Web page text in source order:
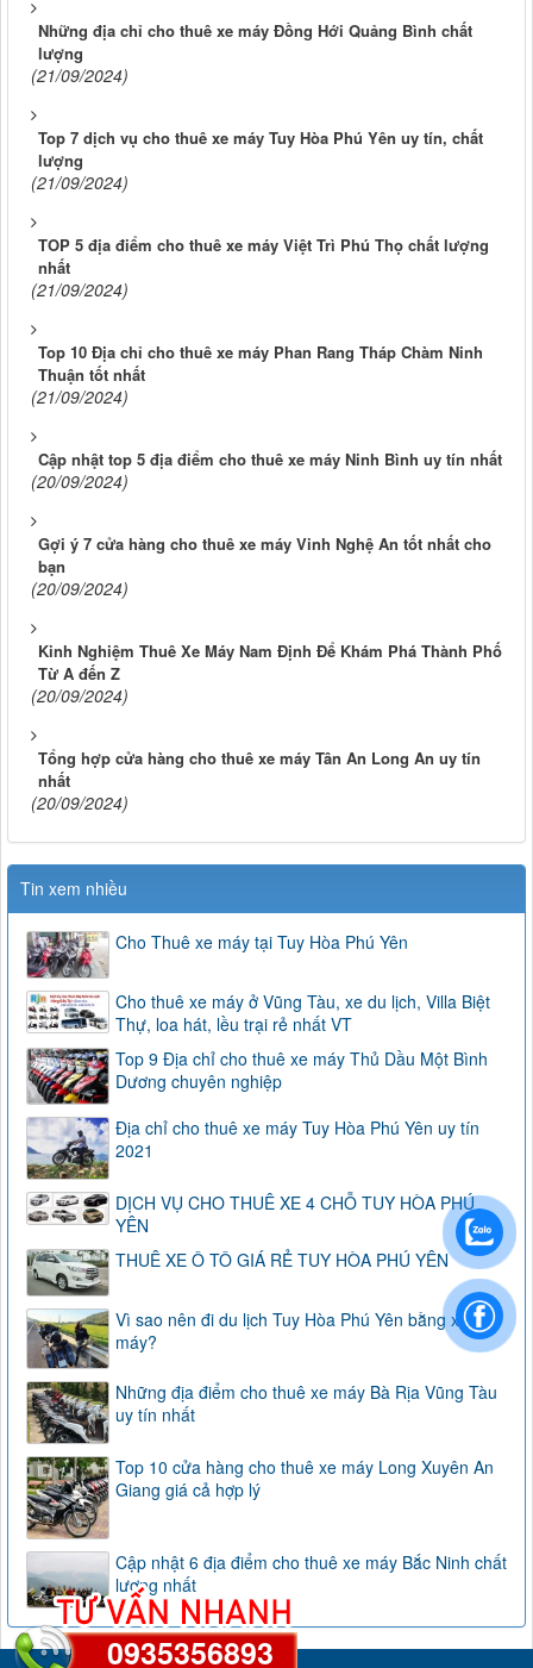
Những địa chỉ cho thuê xe máy Đồng Hới Quảng Bình chất
lượng
(21/09/2024)
Top 7 dịch vụ cho thuê xe máy Tuy Hòa Phú Yên uy tín, chất
lượng
(21/09/2024)
TOP 5 địa điểm cho thuê xe máy Việt Trì Phú Thọ chất lượng
nhất
(21/09/2024)
Top 10 Địa chỉ cho thuê xe máy Phan Rang Tháp Chàm Ninh
Thuận tốt nhất
(21/09/2024)
Cập nhật top 5 địa điểm cho thuê xe máy Ninh Bình uy tín nhất
(20/09/2024)
Gợi ý 7 cửa hàng cho thuê xe máy Vinh Nghệ An tốt nhất cho
bạn
(20/09/2024)
Kinh Nghiệm Thuê Xe Máy Nam Định Để Khám Phá Thành Phố
Từ A đến Z
(20/09/2024)
Tổng hợp cửa hàng cho thuê xe máy Tân An Long An uy tín
nhất
(20/09/2024)
Tin xem nhiều
Cho Thuê xe máy tại Tuy Hòa Phú Yên
Cho thuê xe máy ở Vũng Tàu, xe du lịch, Villa Biệt
Thự, loa hát, lều trại rẻ nhất VT
Top 9 Địa chỉ cho thuê xe máy Thủ Dầu Một Bình
Dương chuyên nghiệp
Địa chỉ cho thuê xe máy Tuy Hòa Phú Yên uy tín
2021
DỊCH VỤ CHO THUÊ XE 4 CHỖ TUY HÒA PHÚ
YÊN
THUÊ XE Ô TÔ GIÁ RẺ TUY HÒA PHÚ YÊN
Vì sao nên đi du lịch Tuy Hòa Phú Yên bằng xe
máy?
Những địa điểm cho thuê xe máy Bà Rịa Vũng Tàu
uy tín nhất
Top 10 cửa hàng cho thuê xe máy Long Xuyên An
Giang giá cả hợp lý
Cập nhật 6 địa điểm cho thuê xe máy Bắc Ninh chất
lượng nhất
0935356893